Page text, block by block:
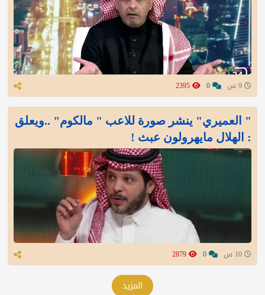
" العميري" ينشر صورة للاعب " مالكوم" ..ويعلق
: الهلال مايهرولون عبث !
المزيد